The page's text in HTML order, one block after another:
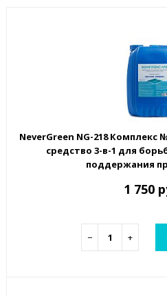
NeverGreen NG-218 Комплекс
средство 3-в-1 для
поддержания
1 750
− +